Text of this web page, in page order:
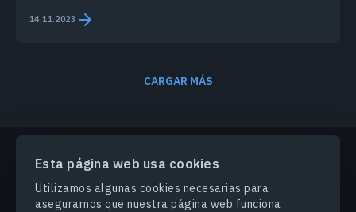
Esta página web usa cookies
Utilizamos algunas cookies necesarias para
asegurarnos que nuestra página web funciona
14.11.2023
CARGAR MÁS
PRODUCTOS Y SOLUCIONES